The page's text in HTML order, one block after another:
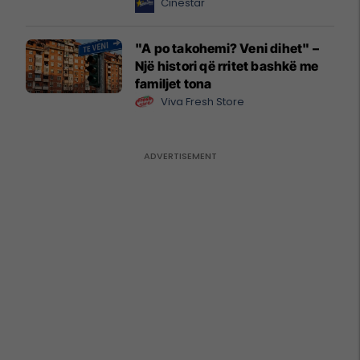
"A po takohemi? Veni dihet" –
Një histori që rritet bashkë me
familjet tona
Viva Fresh Store